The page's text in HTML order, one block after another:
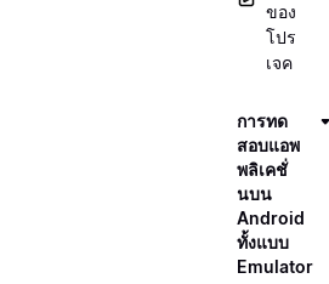
ของ
โปร
เจค
การทด
สอบแอพ
พลิเคชั่
นบน
Android
ทั้งแบบ
Emulator